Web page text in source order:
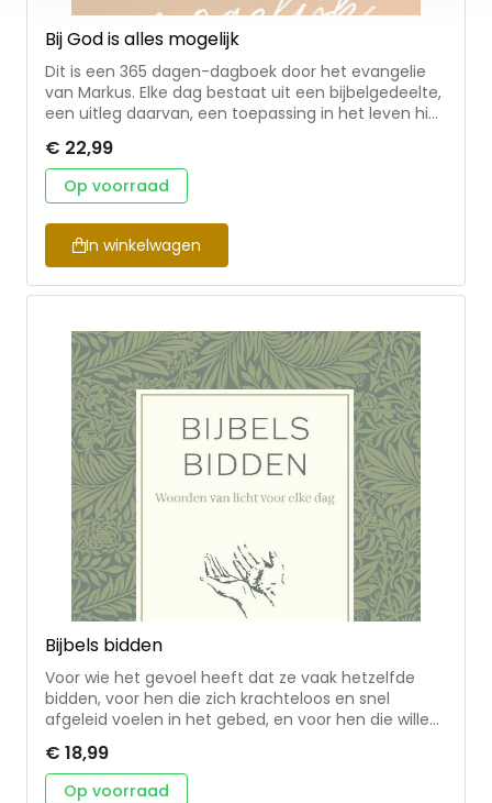
Bij God is alles mogelijk
Dit is een 365 dagen-dagboek door het evangelie
van Markus. Elke dag bestaat uit een bijbelgedeelte,
een uitleg daarvan, een toepassing in het leven hier
in dit evangelie, zul je Jezus leren kennen als de
langverwachte Messias, de Zoon van God. Dit
dagboek is geschikt voor persoonlijk gebruik, en om
€ 22,99
Op voorraad
In winkelwagen
Bijbels bidden
Voor wie het gevoel heeft dat ze vaak hetzelfde
bidden, voor hen die zich krachteloos en snel
afgeleid voelen in het gebed, en voor hen die willen
geschreven. In Bijbels bidden worden meer dan
tweehonderd bijbelgedeelten omgezet in gebeden
€ 18,99
Op voorraad